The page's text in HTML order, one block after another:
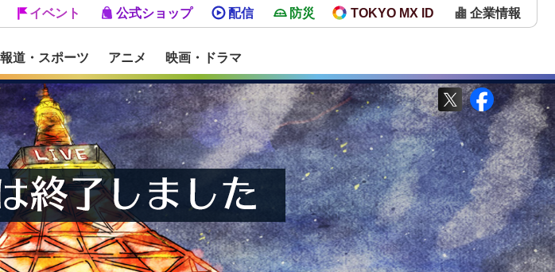
報道・スポーツ アニメ 映画・ドラマ
イベント 公式ショップ 配信 防災 TOKYO MX ID 企業情報